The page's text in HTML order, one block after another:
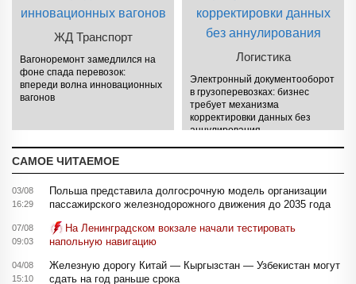
ЖД Транспорт
Вагоноремонт замедлился на
фоне спада перевозок:
впереди волна инновационных
вагонов
Логистика
Электронный документооборот
в грузоперевозках: бизнес
требует механизма
корректировки данных без
аннулирования
САМОЕ ЧИТАЕМОЕ
03/08
16:29
Польша представила долгосрочную модель организации
пассажирского железнодорожного движения до 2035 года
07/08
09:03
На Ленинградском вокзале начали тестировать
напольную навигацию
04/08
15:10
Железную дорогу Китай — Кыргызстан — Узбекистан могут
сдать на год раньше срока